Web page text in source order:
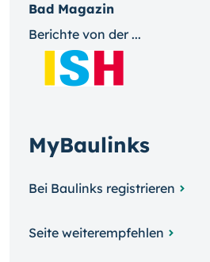
Bad Magazin
Berichte von der ...
MyBaulinks
Bei Baulinks registrieren
Seite weiterempfehlen